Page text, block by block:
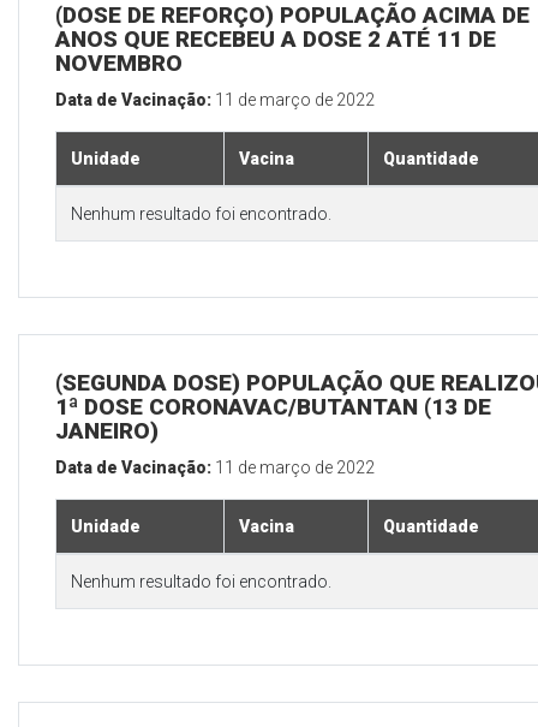
(DOSE DE REFORÇO) POPULAÇÃO ACIMA DE
ANOS QUE RECEBEU A DOSE 2 ATÉ 11 DE
NOVEMBRO
Data de Vacinação: 11 de março de 2022
Unidade Vacina Quantidade
Nenhum resultado foi encontrado.
(SEGUNDA DOSE) POPULAÇÃO QUE
1ª DOSE CORONAVAC/BUTANTAN (13 DE
JANEIRO)
Data de Vacinação: 11 de março de 2022
Unidade Vacina Quantidade
Nenhum resultado foi encontrado.